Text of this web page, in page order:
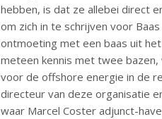
hebben, is dat ze allebei direct
om zich in te schrijven voor
ontmoeting met een baas uit
meteen kennis met twee
voor de offshore energie in de
directeur van deze organisatie
waar Marcel Coster adjunct-